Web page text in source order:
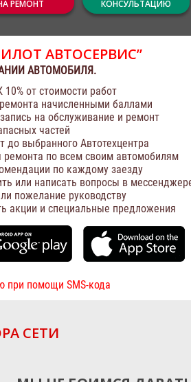
РЕМОНТ
КОНСУЛЬТАЦИЮ
АВТОСЕРВИС”
АВТОМОБИЛЯ.
от стоимости работ
начисленными баллами
на обслуживание и ремонт
частей
до выбранного Автотехцентра
ремонта по всем своим автомобилям
по каждому заезду
или написать вопросы в
пожелание руководству
акции и специальные предложения
при помощи SMS-кода
СЕТИ